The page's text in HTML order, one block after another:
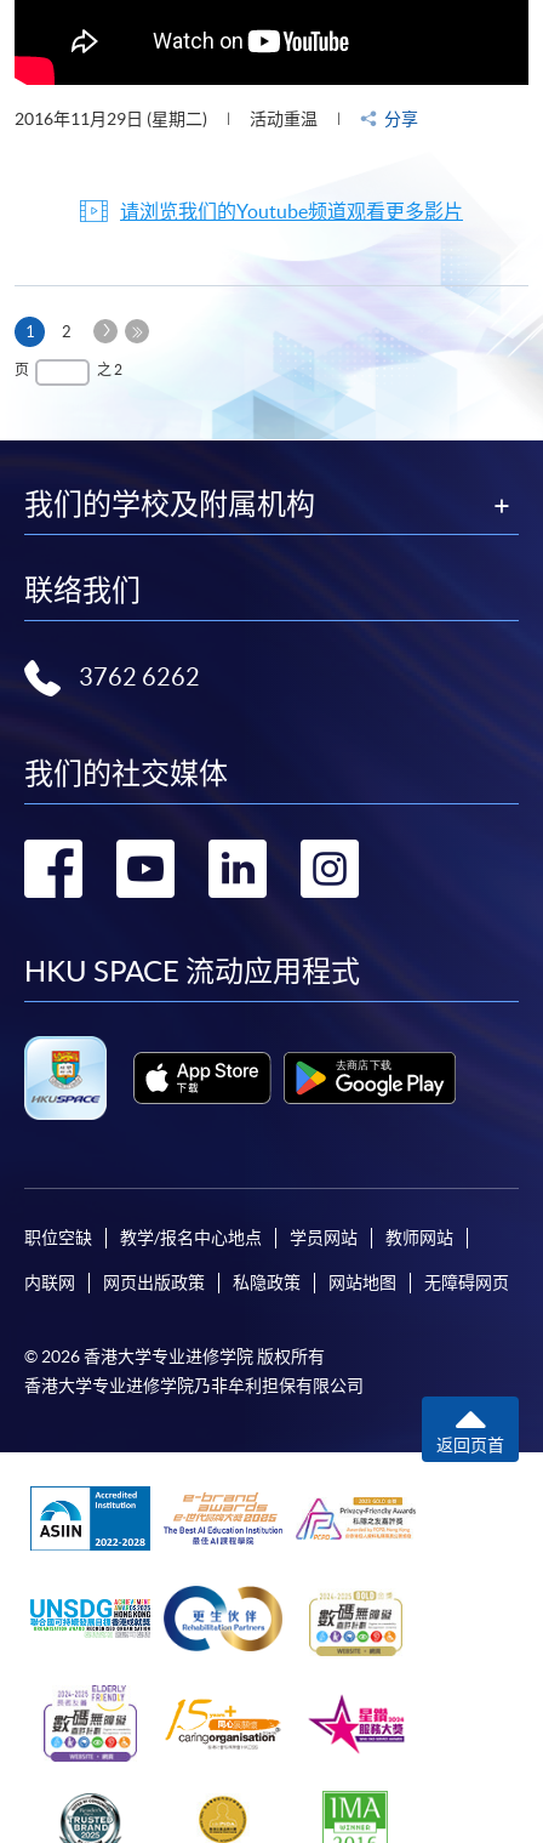
2016年11月29日 (星期二) 活动重温 分享
请浏览我们的Youtube频道观看更多影片
1 本
页
2
下
页
页 之 2
我们的学校及附属机构
联络我们
3762 6262
我们的社交媒体
转
facebook
转
youtube
转
linkedin
HKU SPACE 流动应用程式
职位空缺 教学/报名中心地点 学员网站 教师网站
内联网 网页出版政策 私隐政策 网站地图 无障碍网页
© 2026 香港大学专业进修学院 版权所有
香港大学专业进修学院乃非牟利担保有限公司
返回页首